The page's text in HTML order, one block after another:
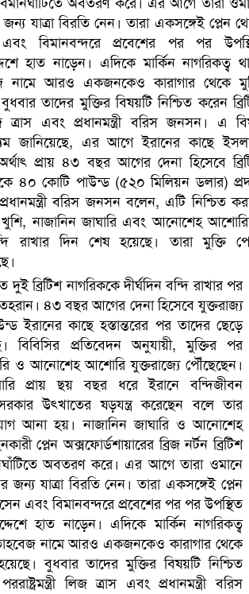
বিশ্বকাপের শিরোপা ঘরে তুলল ভারত
এক সপ্তাহেই ২১ হাজারের বেশি
আন্দোলনের সাধারণ সম্পাদকের পদত্যাগ
দুই ব্রিটিশ নাগরিককে দীর্ঘদিন বন্দি রাখার পর
৪৩ বছর আগের দেনা হিসেবে যুক্তরাজ্য
ইরানের কাছে হস্তান্তরের পর তাদের ছেড়ে
বিবিসির প্রতিবেদন অনুযায়ী, মুক্তির পর
ও আনোশেহ আশোরি যুক্তরাজ্যে পৌঁছেছেন।
প্রায় ছয় বছর ধরে ইরানে বন্দিজীবন
উৎখাতের ষড়যন্ত্র করেছেন বলে তার
আনা হয়। নাজানিন জাঘারি ও আনোশেহ
প্লেন অক্সফোর্ডশায়ারের ব্রিজ নর্টন ব্রিটিশ
অবতরণ করে। এর আগে তারা ওমানে
জন্য যাত্রা বিরতি নেন। তারা একসঙ্গেই প্লেন
এবং বিমানবন্দরে প্রবেশের পর পর উপস্থিত
হাত নাড়েন। এদিকে মার্কিন নাগরিকত্ব
নামে আরও একজনকেও কারাগার থেকে
বুধবার তাদের মুক্তির বিষয়টি নিশ্চিত
লিজ ত্রাস এবং প্রধানমন্ত্রী বরিস